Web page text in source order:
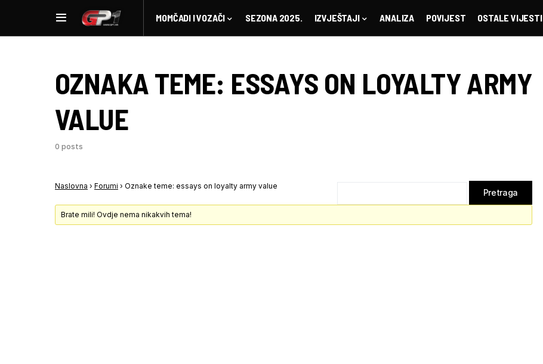
MOMČADI I VOZAČI SEZONA 2025. IZVJEŠTAJI ANALIZA POVIJEST OSTALE VIJESTI
OZNAKA TEME: ESSAYS ON LOYALTY ARMY
VALUE
0 posts
Naslovna › Forumi › Oznake teme: essays on loyalty army value
Brate mili! Ovdje nema nikakvih tema!